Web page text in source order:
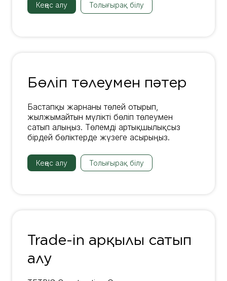
Кеңес алу Толығырақ білу
Бөліп төлеумен пәтер
Бастапқы жарнаны төлей отырып,
жылжымайтын мүлікті бөліп төлеумен
сатып алыңыз. Төлемді артықшылықсыз
бірдей бөліктерде жүзеге асырыңыз.
Кеңес алу Толығырақ білу
Trade-in арқылы сатып
алу